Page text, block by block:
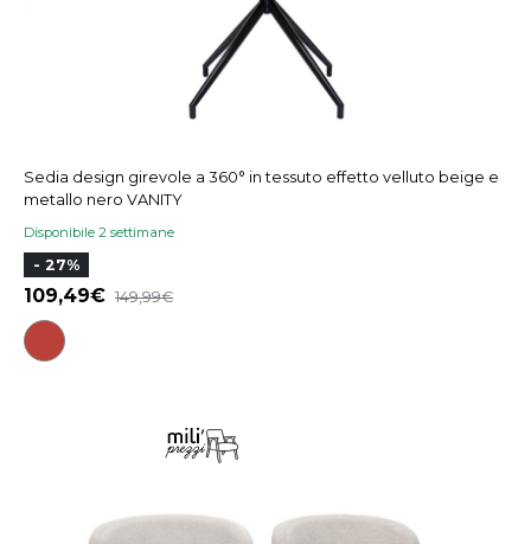
Sedia design girevole a 360° in tessuto effetto velluto beige e
metallo nero VANITY
Disponibile 2 settimane
- 27%
109,49 149,99